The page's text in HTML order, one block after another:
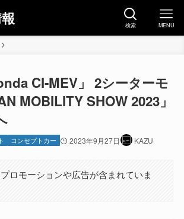
検索 MENU
CI-MEV」 2シーターモ
MOBILITY SHOW 2023」
コンセプトカー 2023年9月27日 KAZU
ロモーションや広告が含まれていま